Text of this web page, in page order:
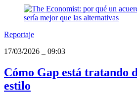
Reportaje
17/03/2026
09:03
Cómo Gap está tratando
estilo